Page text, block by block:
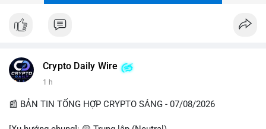
Crypto Daily Wire
1 h
📰 BẢN TIN TỔNG HỢP CRYPTO SÁNG - 07/08/2026